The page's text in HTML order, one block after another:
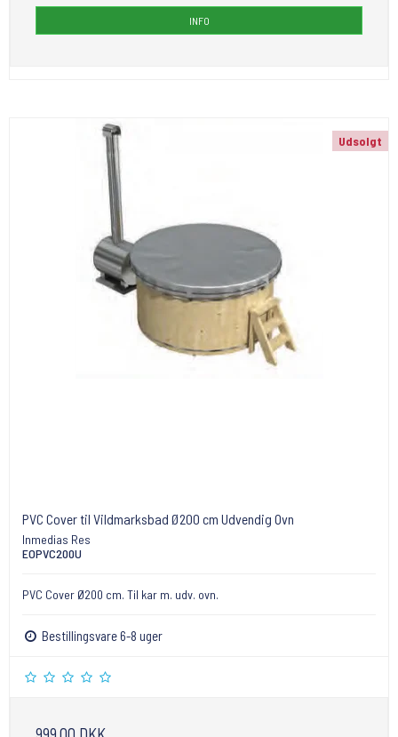
INFO
Udsolgt
PVC Cover til Vildmarksbad Ø200 cm Udvendig Ovn
Inmedias Res
EOPVC200U
PVC Cover Ø200 cm. Til kar m. udv. ovn.
Bestillingsvare 6-8 uger